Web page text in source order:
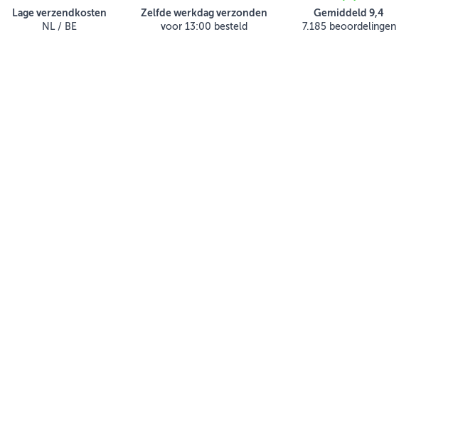
Lage verzendkosten
NL / BE
Zelfde werkdag verzonden
voor 13:00 besteld
Gemiddeld 9,4
7.185 beoordelingen